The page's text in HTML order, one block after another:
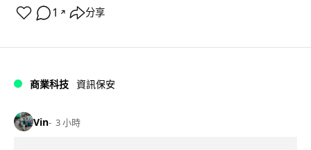
1 ↗ 分享
商業科技 資訊保安
Vin 3 小時